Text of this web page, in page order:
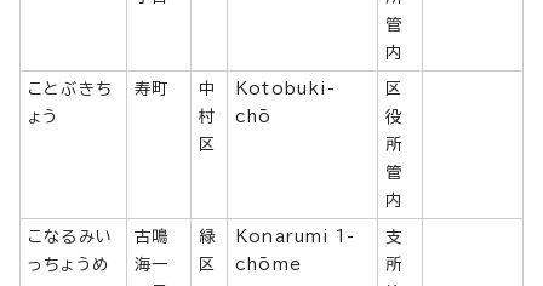
管
内
ことぶきち
ょう
寿町
中
村
区
Kotobuki-
chō
区
役
所
管
内
こなるみい
っちょうめ
古鳴
海一
緑
区
Konarumi 1-
chōme
支
所